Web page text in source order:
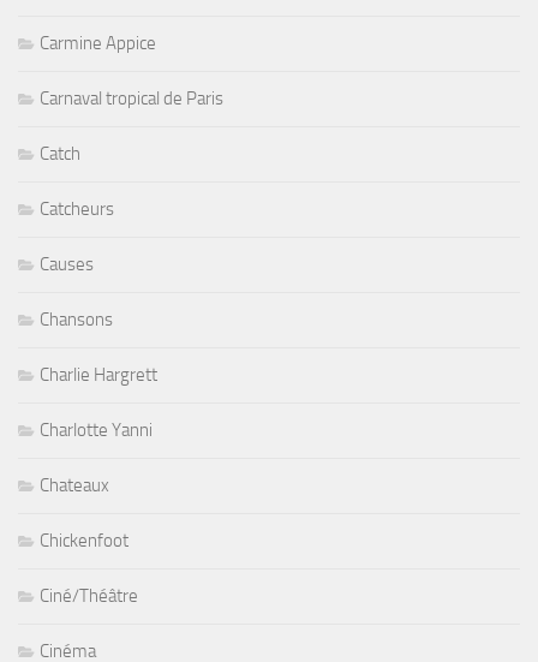
Carmine Appice
Carnaval tropical de Paris
Catch
Catcheurs
Causes
Chansons
Charlie Hargrett
Charlotte Yanni
Chateaux
Chickenfoot
Ciné/Théâtre
Cinéma